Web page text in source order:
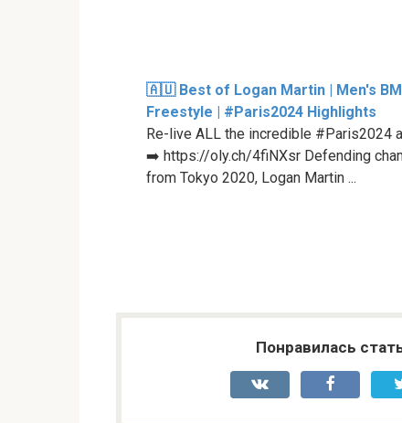
🇦🇺 Best of Logan Martin | Men's
Freestyle | #Paris2024 Highlights
Re-live ALL the incredible #Paris2024
➡️ https://oly.ch/4fiNXsr Defending
from Tokyo 2020, Logan Martin ...
Понравилась